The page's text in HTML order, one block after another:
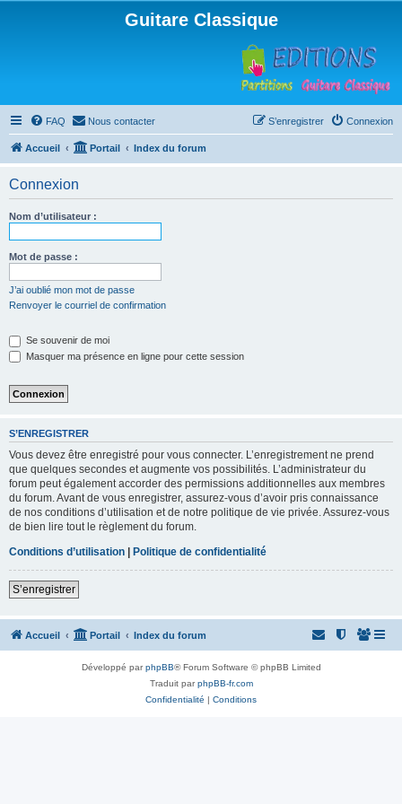
Guitare Classique
FAQ Nous contacter Connexion
S’enregistrer
Accueil Portail Index du forum
Connexion
Nom d’utilisateur :
Mot de passe :
J’ai oublié mon mot de passe
Renvoyer le courriel de confirmation
Se souvenir de moi
Masquer ma présence en ligne pour cette session
S’ENREGISTRER
Vous devez être enregistré pour vous connecter. L’enregistrement ne prend
que quelques secondes et augmente vos possibilités. L’administrateur du
forum peut également accorder des permissions additionnelles aux membres
du forum. Avant de vous enregistrer, assurez-vous d’avoir pris connaissance
de nos conditions d’utilisation et de notre politique de vie privée. Assurez-vous
de bien lire tout le règlement du forum.
Conditions d’utilisation | Politique de confidentialité
S’enregistrer
Accueil Portail Index du forum
Développé parphpBB® Forum Software © phpBB Limited
Traduit parphpBB-fr.com
Confidentialité | Conditions